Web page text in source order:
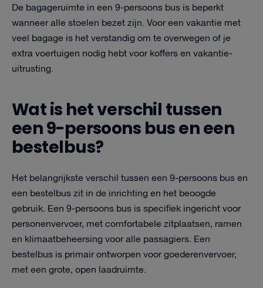
De bagageruimte in een 9-persoons bus is beperkt
wanneer alle stoelen bezet zijn. Voor een vakantie met
veel bagage is het verstandig om te overwegen of je
extra voertuigen nodig hebt voor koffers en vakantie-
uitrusting.
Wat is het verschil tussen
een 9-persoons bus en een
bestelbus?
Het belangrijkste verschil tussen een 9-persoons bus en
een bestelbus zit in de inrichting en het beoogde
gebruik. Een 9-persoons bus is specifiek ingericht voor
personenvervoer, met comfortabele zitplaatsen, ramen
en klimaatbeheersing voor alle passagiers. Een
bestelbus is primair ontworpen voor goederenvervoer,
met een grote, open laadruimte.